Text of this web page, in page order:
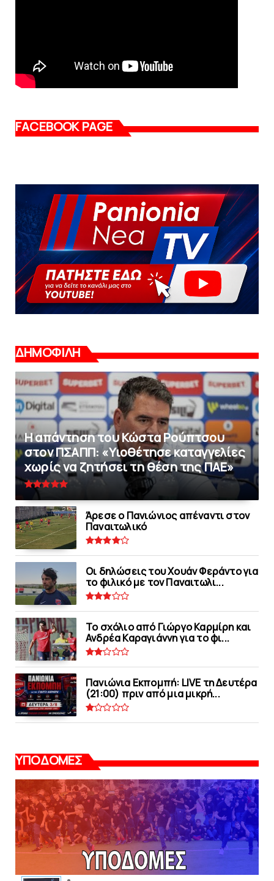
FACEBOOK PAGE
ΔΗΜΟΦΙΛΗ
Η απάντηση του Κώστα Ρούπτσου
στον ΠΣΑΠΠ: «Υιοθέτησε καταγγελίες
χωρίς να ζητήσει τη θέση της ΠAΕ»
Άρεσε ο Πανιώνιος απέναντι στoν
Παναιτωλικό
Οι δηλώσεις του Χουάν Φεράντο για
το φιλικό με τoν Παναιτωλι...
Το σχόλιο από Γιώργο Καρμίρη και
Ανδρέα Καραγιάννη για το φι...
Πανιώνια Εκπομπή: LIVE τη Δευτέρα
(21:00) πριν από μια μικρή...
ΥΠΟΔΟΜΕΣ